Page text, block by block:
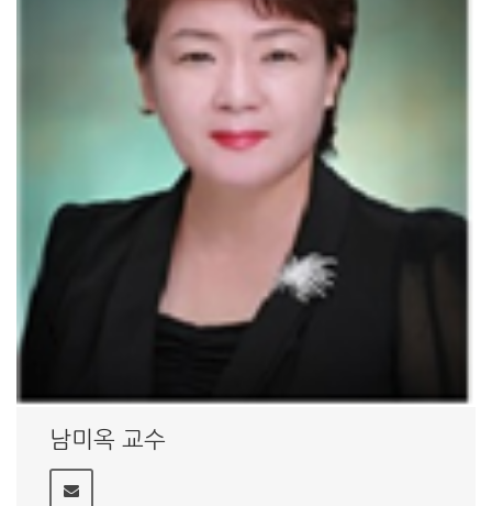
남미옥 교수